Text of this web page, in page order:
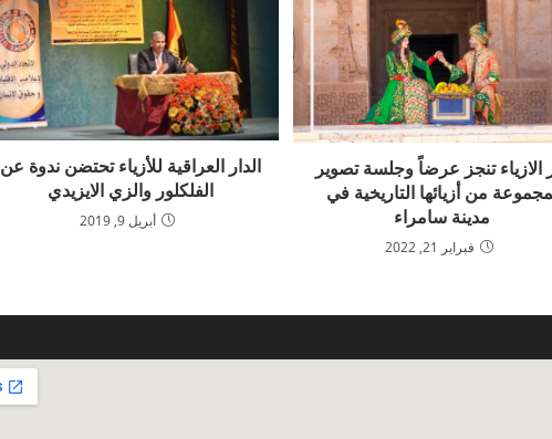
الدار العراقية للأزياء تحتضن ندوة عن
الفلكلور والزي الايزيدي
أبريل 9, 2019
الازياء تنجز عرضاً وجلسة تصوير
من أزيائها التاريخية في
مدينة سامراء
فبراير 21, 2022